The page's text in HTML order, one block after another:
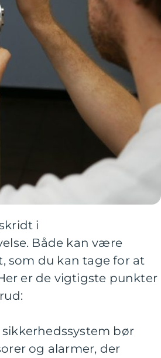
i
Både kan være
som du kan tage for at
er de vigtigste punkter
bør
og alarmer, der